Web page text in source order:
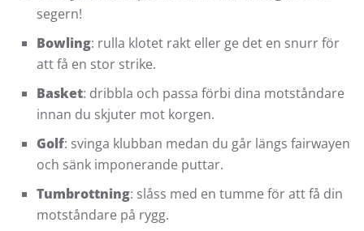
segern!
Bowling: rulla klotet rakt eller ge det en snurr för
att få en stor strike.
Basket: dribbla och passa förbi dina motståndare
innan du skjuter mot korgen.
Golf: svinga klubban medan du går längs fairwayen
och sänk imponerande puttar.
Tumbrottning: slåss med en tumme för att få din
motståndare på rygg.